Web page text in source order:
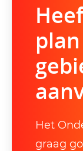
Het
graag